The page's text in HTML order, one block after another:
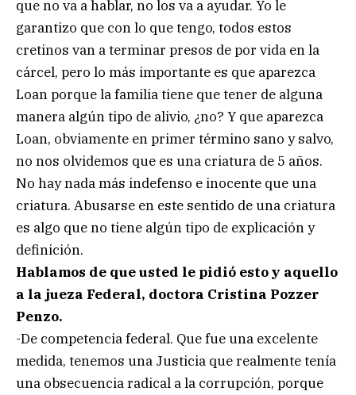
que no va a hablar, no los va a ayudar. Yo le
garantizo que con lo que tengo, todos estos
cretinos van a terminar presos de por vida en la
cárcel, pero lo más importante es que aparezca
Loan porque la familia tiene que tener de alguna
manera algún tipo de alivio, ¿no? Y que aparezca
Loan, obviamente en primer término sano y salvo,
no nos olvidemos que es una criatura de 5 años.
No hay nada más indefenso e inocente que una
criatura. Abusarse en este sentido de una criatura
es algo que no tiene algún tipo de explicación y
definición.
Hablamos de que usted le pidió esto y aquello
a la jueza Federal, doctora Cristina Pozzer
Penzo.
-De competencia federal. Que fue una excelente
medida, tenemos una Justicia que realmente tenía
una obsecuencia radical a la corrupción, porque